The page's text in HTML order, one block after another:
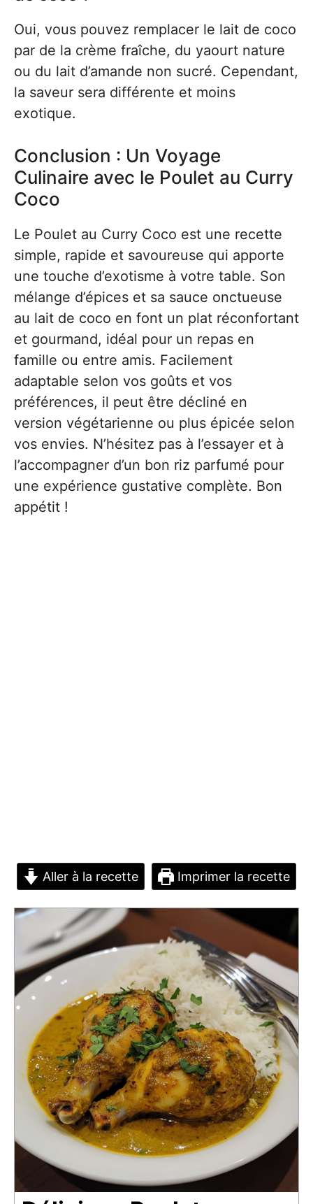
Oui, vous pouvez remplacer le lait de coco
par de la crème fraîche, du yaourt nature
ou du lait d’amande non sucré. Cependant,
la saveur sera différente et moins
exotique.
Conclusion : Un Voyage
Culinaire avec le Poulet au Curry
Coco
Le Poulet au Curry Coco est une recette
simple, rapide et savoureuse qui apporte
une touche d’exotisme à votre table. Son
mélange d’épices et sa sauce onctueuse
au lait de coco en font un plat réconfortant
et gourmand, idéal pour un repas en
famille ou entre amis. Facilement
adaptable selon vos goûts et vos
préférences, il peut être décliné en
version végétarienne ou plus épicée selon
vos envies. N’hésitez pas à l’essayer et à
l’accompagner d’un bon riz parfumé pour
une expérience gustative complète. Bon
appétit !
Aller à la recette Imprimer la recette